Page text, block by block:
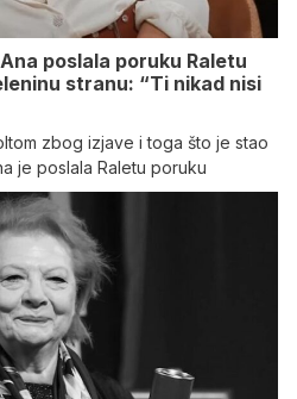
poslala poruku Raletu
stranu: “Ti nikad nisi
zbog izjave i toga što je stao
je poslala Raletu poruku